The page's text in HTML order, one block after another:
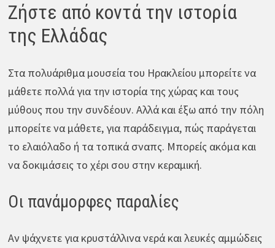
Ζήστε από κοντά την ιστορία
της Ελλάδας
Στα πολυάριθμα μουσεία του Ηρακλείου μπορείτε να
μάθετε πολλά για την ιστορία της χώρας και τους
μύθους που την συνδέουν. Αλλά και έξω από την πόλη
μπορείτε να μάθετε, για παράδειγμα, πώς παράγεται
το ελαιόλαδο ή τα τοπικά σναπς. Μπορείς ακόμα και
να δοκιμάσεις το χέρι σου στην κεραμική.
Οι πανάμορφες παραλίες
Αν ψάχνετε για κρυστάλλινα νερά και λευκές αμμώδεις